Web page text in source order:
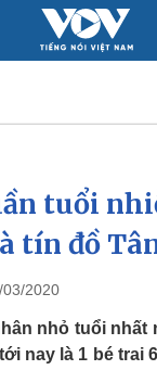
Xã hội
Tin 24h
Dự
Việc
Biển
tuổi
tín đồ
2020
nhỏ tuổi nhất
nay là 1 bé trai